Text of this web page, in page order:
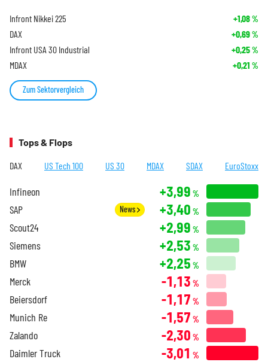
Infront Nikkei 225 +1,08%
DAX +0,69%
Infront USA 30 Industrial +0,25%
MDAX +0,21 %
Zum Sektorvergleich
Tops & Flops
DAX US Tech 100 US 30 MDAX SDAX EuroStoxx
Infineon +3,99 %
SAP News +3,40 %
Scout24 +2,99 %
Siemens +2,53 %
BMW +2,25 %
Merck -1,13 %
Beiersdorf -1,17 %
Munich Re -1,57 %
Zalando -2,30 %
Daimler Truck -3,01 %